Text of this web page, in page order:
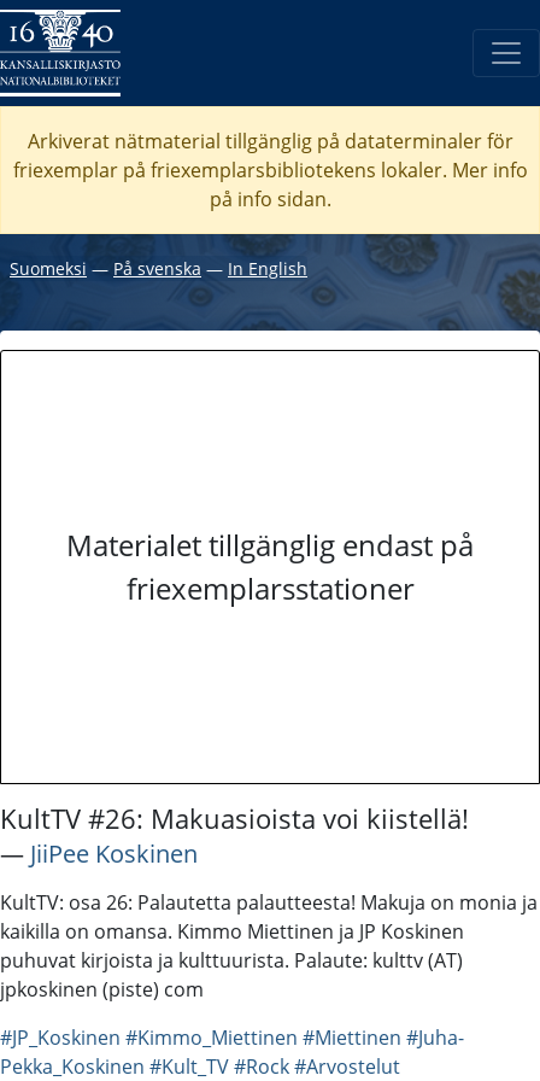
Arkiverat nätmaterial tillgänglig på dataterminaler för
friexemplar på friexemplarsbibliotekens lokaler. Mer info
på info sidan.
Suomeksi ― På svenska ― In English
Materialet tillgänglig endast på
friexemplarsstationer
KultTV #26: Makuasioista voi kiistellä!
― JiiPee Koskinen
KultTV: osa 26: Palautetta palautteesta! Makuja on monia ja
kaikilla on omansa. Kimmo Miettinen ja JP Koskinen
puhuvat kirjoista ja kulttuurista. Palaute: kulttv (AT)
jpkoskinen (piste) com
#JP_Koskinen #Kimmo_Miettinen #Miettinen #Juha-
Pekka_Koskinen #Kult_TV#Rock#Arvostelut